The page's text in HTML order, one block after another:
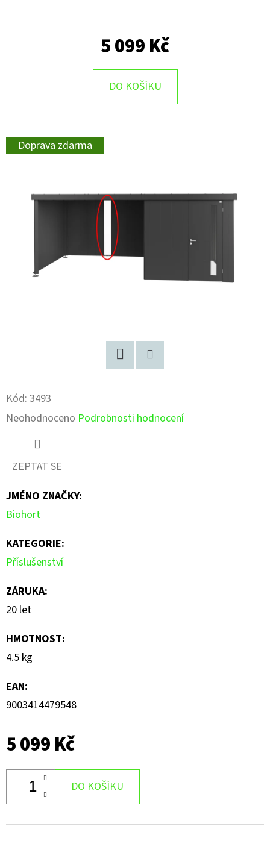
5 099 Kč
DO KOŠÍKU
Doprava zdarma
Kód: 3493
Průměrné
hodnocení
0,0
z
5
hvězdiček.
Neohodnoceno Podrobnosti hodnocení
ZEPTAT SE
JMÉNO ZNAČKY:
Biohort
KATEGORIE:
Příslušenství
ZÁRUKA:
20 let
HMOTNOST:
4.5 kg
EAN:
9003414479548
5 099 Kč
DO KOŠÍKU